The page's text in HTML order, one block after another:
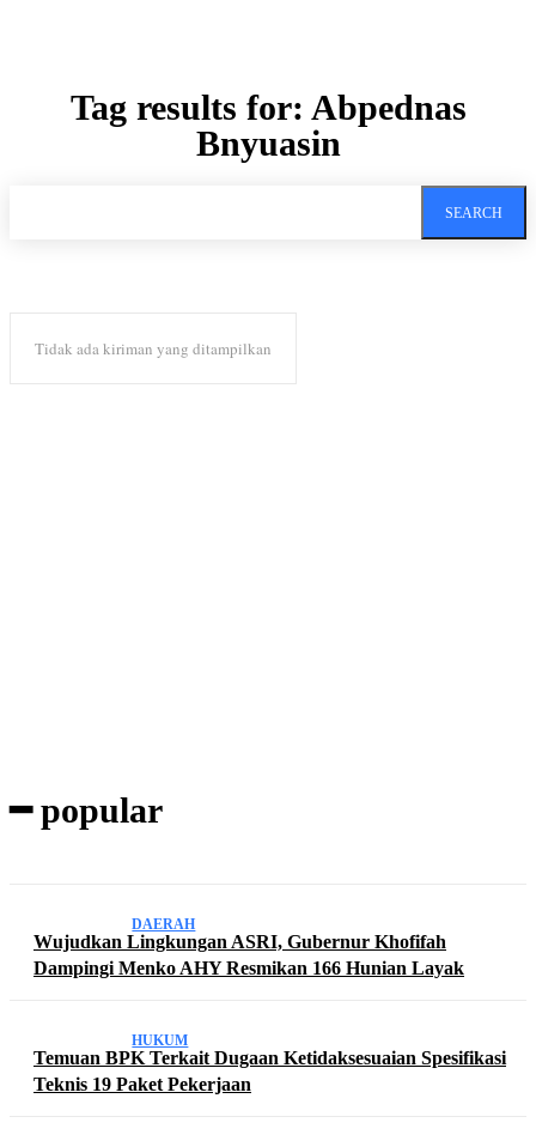
Tag results for: Abpednas
Bnyuasin
SEARCH
Tidak ada kiriman yang ditampilkan
━ popular
DAERAH
Wujudkan Lingkungan ASRI, Gubernur Khofifah
Dampingi Menko AHY Resmikan 166 Hunian Layak
HUKUM
Temuan BPK Terkait Dugaan Ketidaksesuaian Spesifikasi
Teknis 19 Paket Pekerjaan